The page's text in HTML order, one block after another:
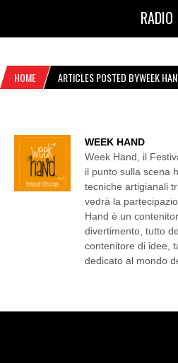
RADIO
HOME ARTICLES POSTED BYWEEK
WEEK HAND
Week Hand, il
il punto sulla scena
tecniche artigianali
vedrà la
Hand è un
divertimento, tutto
contenitore di idee,
dedicato al mondo